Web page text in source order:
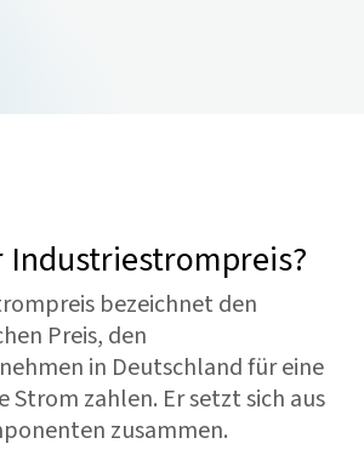
Industriestrompreis?
bezeichnet den
Preis, den
in Deutschland für eine
zahlen. Er setzt sich aus
zusammen.